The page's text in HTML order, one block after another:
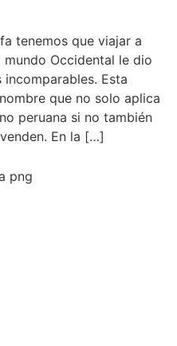
tenemos que viajar a
mundo Occidental le dio
Esta
que no solo aplica
peruana si no también
En la […]